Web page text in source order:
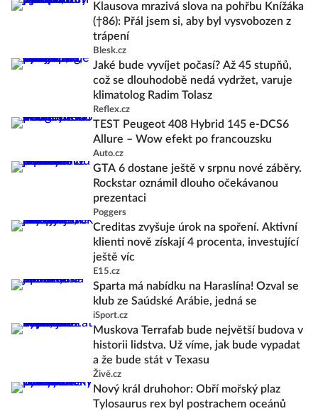
Klausova mrazivá slova na pohřbu Knížáka
(†86): Přál jsem si, aby byl vysvobozen z
trápení
Blesk.cz
Jaké bude vyvíjet počasí? Až 45 stupňů,
což se dlouhodobě nedá vydržet, varuje
klimatolog Radim Tolasz
Reflex.cz
TEST Peugeot 408 Hybrid 145 e-DCS6
Allure – Wow efekt po francouzsku
Auto.cz
GTA 6 dostane ještě v srpnu nové záběry.
Rockstar oznámil dlouho očekávanou
prezentaci
Poggers
Creditas zvyšuje úrok na spoření. Aktivní
klienti nově získají 4 procenta, investující
ještě víc
E15.cz
Sparta má nabídku na Haraslína! Ozval se
klub ze Saúdské Arábie, jedná se
iSport.cz
Muskova Terrafab bude největší budova v
historii lidstva. Už víme, jak bude vypadat
a že bude stát v Texasu
Živě.cz
Nový král druhohor: Obří mořský plaz
Tylosaurus rex byl postrachem oceánů